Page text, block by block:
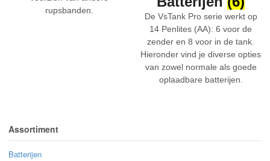
rupsbanden.
De VsTank Pro serie werkt op
14 Penlites (AA): 6 voor de
zender en 8 voor in de tank.
Hieronder vind je diverse opties
van zowel normale als goede
oplaadbare batterijen.
Assortiment
Batterijen